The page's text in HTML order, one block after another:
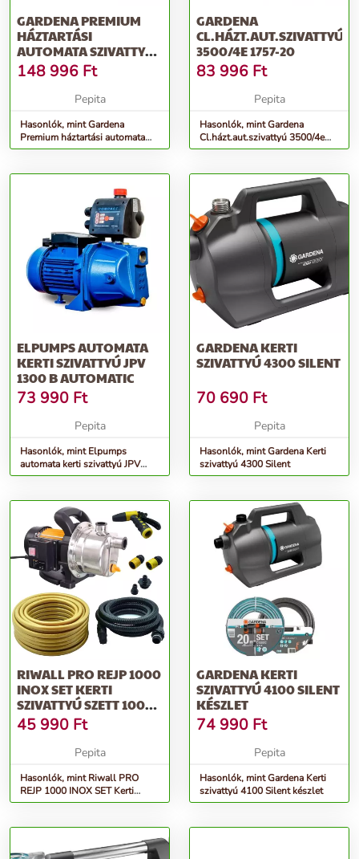
GARDENA PREMIUM
HÁZTARTÁSI
AUTOMATA SZIVATTYÚ
6000/6E LCD INOX
148 996 Ft
Pepita
Hasonlók, mint Gardena
Premium háztartási automata
szivattyú 6000/6E LCD Inox
GARDENA
CL.HÁZT.AUT.SZIVATTYÚ
3500/4E 1757-20
83 996 Ft
Pepita
Hasonlók, mint Gardena
Cl.házt.aut.szivattyú 3500/4e
1757-20
ELPUMPS AUTOMATA
KERTI SZIVATTYÚ JPV
1300 B AUTOMATIC
73 990 Ft
Pepita
Hasonlók, mint Elpumps
automata kerti szivattyú JPV
1300 B Automatic
GARDENA KERTI
SZIVATTYÚ 4300 SILENT
70 690 Ft
Pepita
Hasonlók, mint Gardena Kerti
szivattyú 4300 Silent
RIWALL PRO REJP 1000
INOX SET KERTI
SZIVATTYÚ SZETT 1000
W
45 990 Ft
Pepita
Hasonlók, mint Riwall PRO
REJP 1000 INOX SET Kerti
szivattyú szett 1000 W
GARDENA KERTI
SZIVATTYÚ 4100 SILENT
KÉSZLET
74 990 Ft
Pepita
Hasonlók, mint Gardena Kerti
szivattyú 4100 Silent készlet